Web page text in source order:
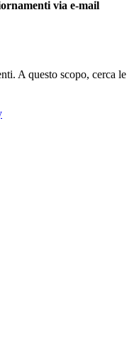
via e-mail
A questo scopo, cerca le